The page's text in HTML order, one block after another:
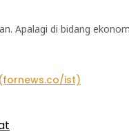
Apalagi di bidang